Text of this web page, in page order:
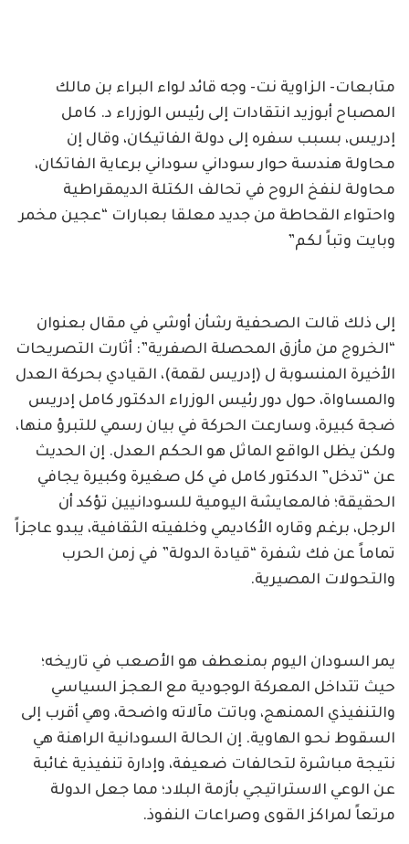
متابعات- الزاوية نت- وجه قائد لواء البراء بن مالك
المصباح أبوزيد انتقادات إلى رئيس الوزراء د. كامل
إدريس، بسبب سفره إلى دولة الفاتيكان، وقال إن
محاولة هندسة حوار سوداني سوداني برعاية الفاتكان،
محاولة لنفخ الروح في تحالف الكتلة الديمقراطية
واحتواء القحاطة من جديد معلقا بعبارات “عجين مخمر
وبايت وتباً لكم”
إلى ذلك قالت الصحفية رشأن أوشي في مقال بعنوان
“الخروج من مأزق المحصلة الصفرية”: أثارت التصريحات
الأخيرة المنسوبة ل (إدريس لقمة)، القيادي بحركة العدل
والمساواة، حول دور رئيس الوزراء الدكتور كامل إدريس
ضجة كبيرة، وسارعت الحركة في بيان رسمي للتبرؤ منها،
ولكن يظل الواقع الماثل هو الحكم العدل. إن الحديث
عن “تدخل” الدكتور كامل في كل صغيرة وكبيرة يجافي
الحقيقة؛ فالمعايشة اليومية للسودانيين تؤكد أن
الرجل، برغم وقاره الأكاديمي وخلفيته الثقافية، يبدو عاجزاً
تماماً عن فك شفرة “قيادة الدولة” في زمن الحرب
والتحولات المصيرية.
يمر السودان اليوم بمنعطف هو الأصعب في تاريخه؛
حيث تتداخل المعركة الوجودية مع العجز السياسي
والتنفيذي الممنهج، وباتت مآلاته واضحة، وهي أقرب إلى
السقوط نحو الهاوية. إن الحالة السودانية الراهنة هي
نتيجة مباشرة لتحالفات ضعيفة، وإدارة تنفيذية غائبة
عن الوعي الاستراتيجي بأزمة البلاد؛ مما جعل الدولة
مرتعاً لمراكز القوى وصراعات النفوذ.